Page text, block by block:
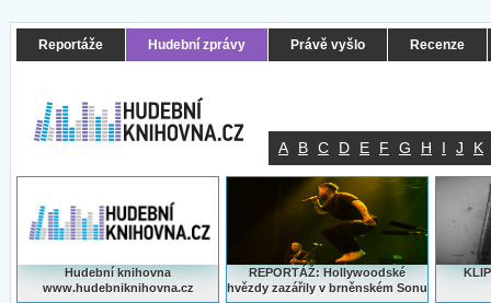
Reportáže Hudební zprávy Právě vyšlo Recenze
A B C D E F G H I J K
Hudební knihovna
www.hudebniknihovna.cz
REPORTÁŽ: Hollywoodské
hvězdy zazářily v brněnském Sonu